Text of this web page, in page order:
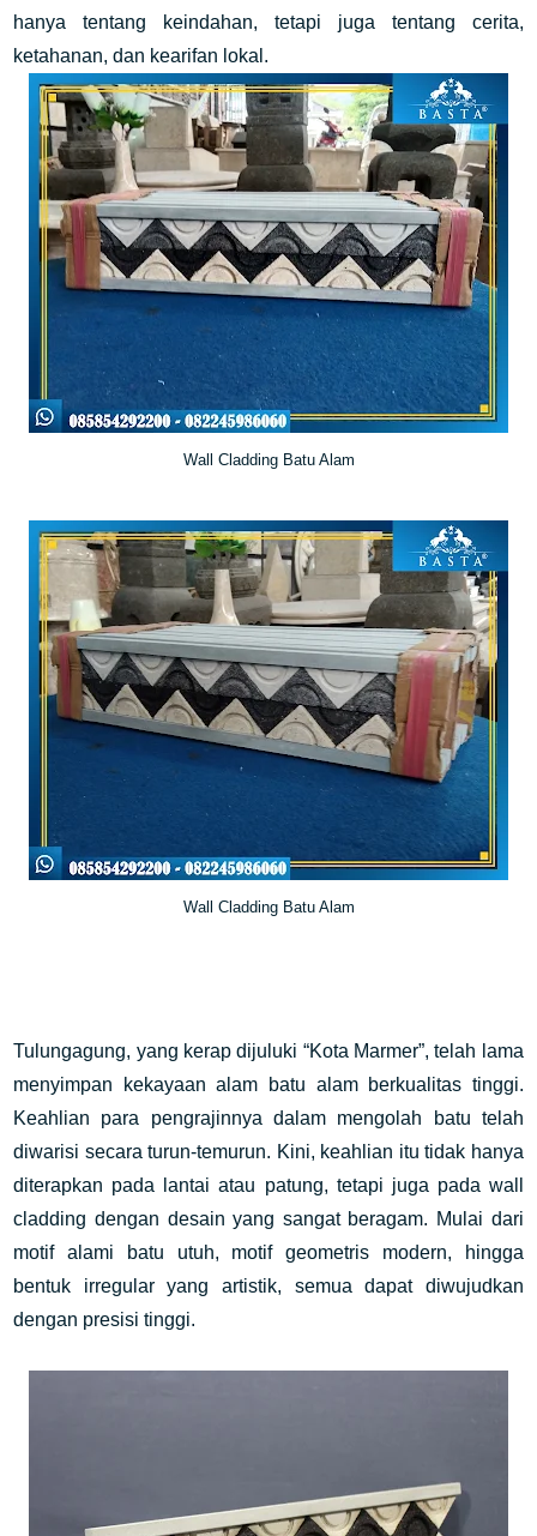
hanya tentang keindahan, tetapi juga tentang cerita,
ketahanan, dan kearifan lokal.
Wall Cladding Batu Alam
Wall Cladding Batu Alam
Tulungagung, yang kerap dijuluki “Kota Marmer”, telah lama
menyimpan kekayaan alam batu alam berkualitas tinggi.
Keahlian para pengrajinnya dalam mengolah batu telah
diwarisi secara turun-temurun. Kini, keahlian itu tidak hanya
diterapkan pada lantai atau patung, tetapi juga pada wall
cladding dengan desain yang sangat beragam. Mulai dari
motif alami batu utuh, motif geometris modern, hingga
bentuk irregular yang artistik, semua dapat diwujudkan
dengan presisi tinggi.